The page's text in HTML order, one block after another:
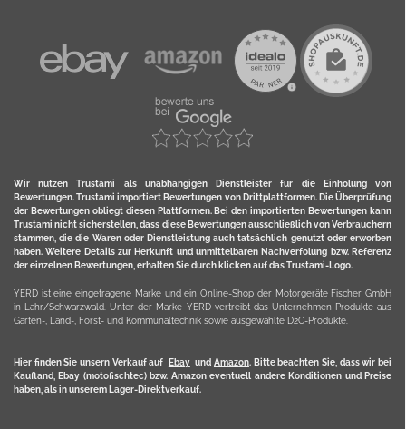
Wir nutzen Trustami als unabhängigen Dienstleister für die Einholung von
Bewertungen. Trustami importiert Bewertungen von Drittplattformen. Die Überprüfung
der Bewertungen obliegt diesen Plattformen. Bei den importierten Bewertungen kann
Trustami nicht sicherstellen, dass diese Bewertungen ausschließlich von Verbrauchern
stammen, die die Waren oder Dienstleistung auch tatsächlich genutzt oder erworben
haben. Weitere Details zur Herkunft und unmittelbaren Nachverfolung bzw. Referenz
der einzelnen Bewertungen, erhalten Sie durch klicken auf das Trustami-Logo.
YERD ist eine eingetragene Marke und ein Online-Shop der Motorgeräte Fischer GmbH
in Lahr/Schwarzwald. Unter der Marke YERD vertreibt das Unternehmen Produkte aus
Garten-, Land-, Forst- und Kommunaltechnik sowie ausgewählte D2C-Produkte.
Hier finden Sie unsern Verkauf auf Ebayund Amazon. Bitte beachten Sie, dass wir bei
Kaufland, Ebay (motofischtec) bzw. Amazon eventuell andere Konditionen und Preise
haben, als in unserem Lager-Direktverkauf.